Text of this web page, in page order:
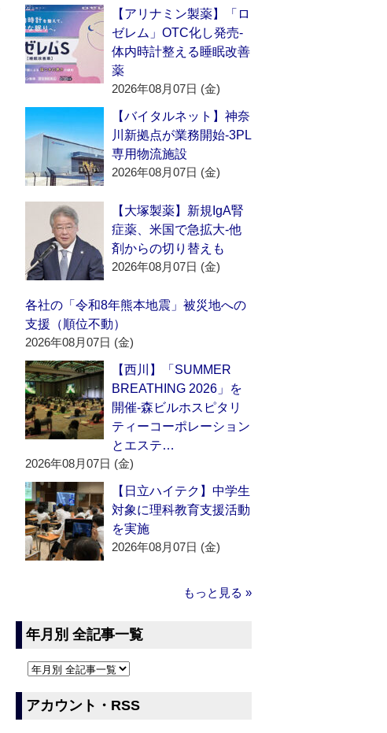
【アリナミン製薬】「ロ
ゼレム」OTC化し発売‐
体内時計整える睡眠改善
薬
2026年08月07日 (金)
【バイタルネット】神奈
川新拠点が業務開始‐3PL
専用物流施設
2026年08月07日 (金)
【大塚製薬】新規IgA腎
症薬、米国で急拡大‐他
剤からの切り替えも
2026年08月07日 (金)
各社の「令和8年熊本地震」被災地への
支援（順位不動）
2026年08月07日 (金)
【西川】「SUMMER
BREATHING 2026」を
開催‐森ビルホスピタリ
ティーコーポレーション
とエステ…
2026年08月07日 (金)
【日立ハイテク】中学生
対象に理科教育支援活動
を実施
2026年08月07日 (金)
もっと見る »
年月別 全記事一覧
アカウント・RSS